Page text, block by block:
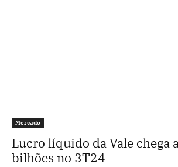
Mercado
Lucro líquido da Vale chega
bilhões no 3T24